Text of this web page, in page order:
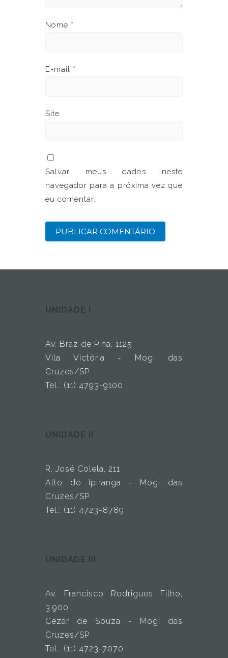
Nome *
E-mail *
Site
Salvar meus dados neste
navegador para a próxima vez que
eu comentar.
UNIDADE I
Av. Braz de Pina, 1125
Vila Victória - Mogi das
Cruzes/SP
Tel.: (11) 4793-9100
UNIDADE II
R. José Colela, 211
Alto do Ipiranga - Mogi das
Cruzes/SP
Tel.: (11) 4723-8789
UNIDADE III
Av. Francisco Rodrigues Filho,
3.900
Cezar de Souza - Mogi das
Cruzes/SP
Tel.: (11) 4723-7070